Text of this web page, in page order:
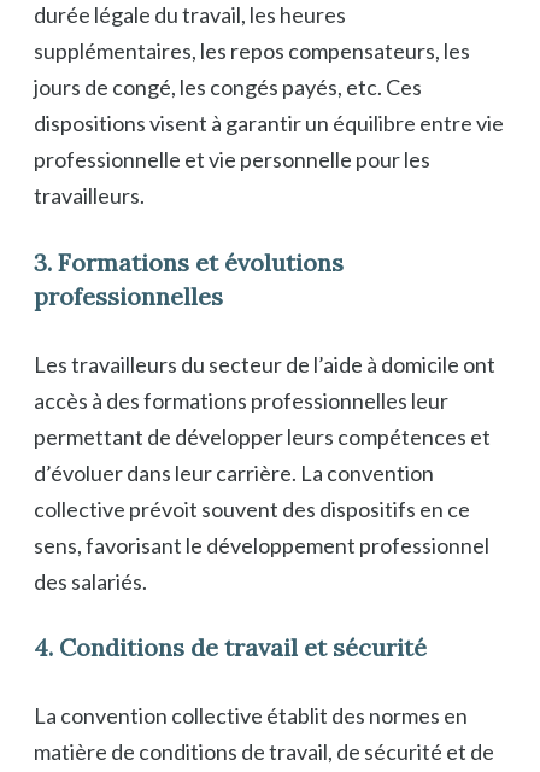
durée légale du travail, les heures
supplémentaires, les repos compensateurs, les
jours de congé, les congés payés, etc. Ces
dispositions visent à garantir un équilibre entre vie
professionnelle et vie personnelle pour les
travailleurs.
3. Formations et évolutions
professionnelles
Les travailleurs du secteur de l’aide à domicile ont
accès à des formations professionnelles leur
permettant de développer leurs compétences et
d’évoluer dans leur carrière. La convention
collective prévoit souvent des dispositifs en ce
sens, favorisant le développement professionnel
des salariés.
4. Conditions de travail et sécurité
La convention collective établit des normes en
matière de conditions de travail, de sécurité et de